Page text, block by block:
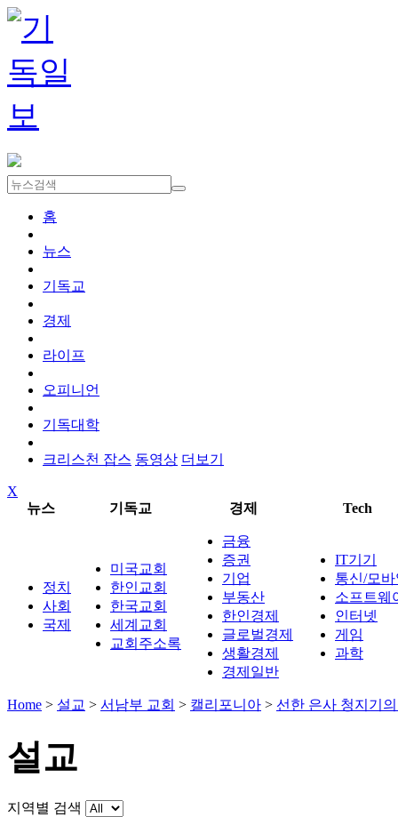
홈
뉴스
기독교
경제
라이프
오피니언
기독대학
크리스천 잡스 동영상 더보기
X
뉴스
기독교 경제 Tech
정치
사회
국제
미국교회
한인교회
한국교회
세계교회
교회주소록
금융
증권
기업
부동산
한인경제
글로벌경제
생활경제
경제일반
IT기기
통신/모
소프트웨
인터넷
게임
과학
Home > 설교 > 서남부 교회 > 캘리포니아 > 선한 은사 청지기
설교
지역별 검색